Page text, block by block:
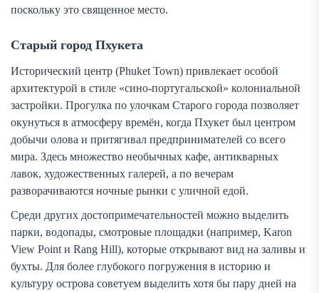
поскольку это священное место.
Старый город Пхукета
Исторический центр (Phuket Town) привлекает особой
архитектурой в стиле «сино-португальской» колониальной
застройки. Прогулка по улочкам Старого города позволяет
окунуться в атмосферу времён, когда Пхукет был центром
добычи олова и притягивал предпринимателей со всего
мира. Здесь множество необычных кафе, антикварных
лавок, художественных галерей, а по вечерам
разворачиваются ночные рынки с уличной едой.
Среди других достопримечательностей можно выделить
парки, водопады, смотровые площадки (например, Karon
View Point и Rang Hill), которые открывают вид на заливы и
бухты. Для более глубокого погружения в историю и
культуру острова советуем выделить хотя бы пару дней на